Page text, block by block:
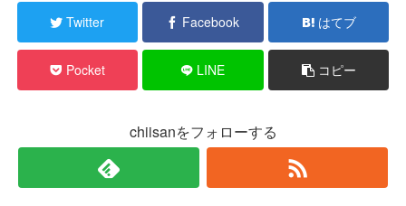
Twitter Facebook はてブ
Pocket LINE コピー
chiisanをフォローする